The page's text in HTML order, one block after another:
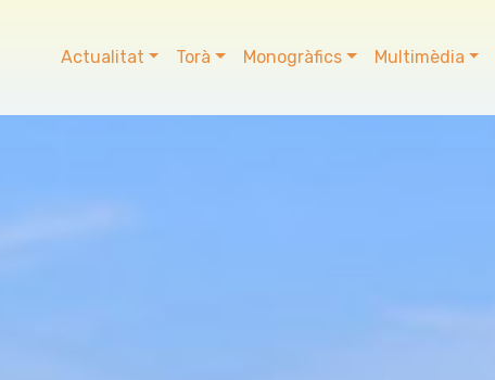
Actualitat Torà Monogràfics Multimèdia